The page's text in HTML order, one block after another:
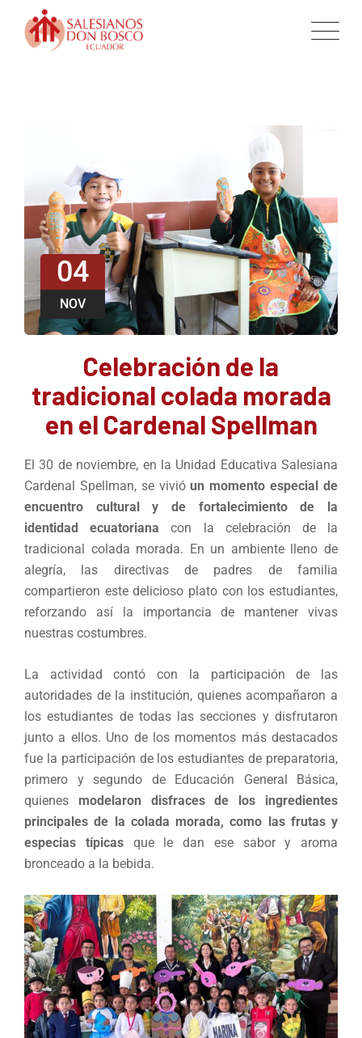
04
NOV
Celebración de la
tradicional colada morada
en el Cardenal Spellman
El 30 de noviembre, en la Unidad Educativa Salesiana
Cardenal Spellman, se vivióun momento especial de
encuentro cultural y de fortalecimiento de la
identidad ecuatoriana con la celebración de la
tradicional colada morada. En un ambiente lleno de
alegría, las directivas de padres de familia
compartieron este delicioso plato con los estudiantes,
reforzando así la importancia de mantener vivas
nuestras costumbres.
La actividad contó con la participación de las
autoridades de la institución, quienes acompañaron a
los estudiantes de todas las secciones y disfrutaron
junto a ellos. Uno de los momentos más destacados
fue la participación de los estudiantes de preparatoria,
primero y segundo de Educación General Básica,
quienes modelaron disfraces de los ingredientes
principales de la colada morada, como las frutas y
especias típicasque le dan ese sabor y aroma
bronceado a la bebida.